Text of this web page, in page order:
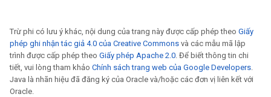
Trừ phi có lưu ý khác, nội dung của trang này được cấp phép theo Giấy
phép ghi nhận tác giả 4.0 của Creative Commons và các mẫu mã lập
trình được cấp phép theo Giấy phép Apache 2.0. Để biết thông tin chi
tiết, vui lòng tham khảo Chính sách trang web của Google Developers.
Java là nhãn hiệu đã đăng ký của Oracle và/hoặc các đơn vị liên kết với
Oracle.